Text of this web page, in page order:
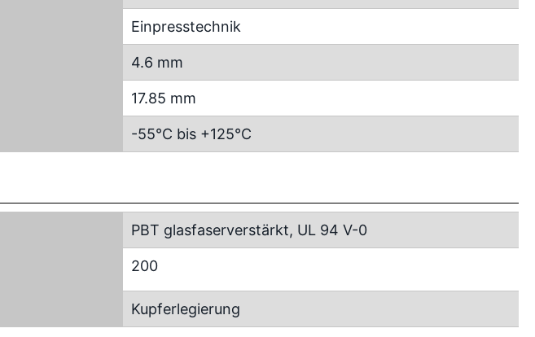
Einpresstechnik
4.6 mm
17.85 mm
-55°C bis +125°C
PBT glasfaserverstärkt, UL 94 V-0
200
Kupferlegierung